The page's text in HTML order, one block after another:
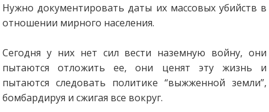
Нужно документировать даты их массовых убийств в
отношении мирного населения.
Сегодня у них нет сил вести наземную войну, они
пытаются отложить ее, они ценят эту жизнь и
пытаются следовать политике “выжженной земли”,
бомбардируя и сжигая все вокруг.